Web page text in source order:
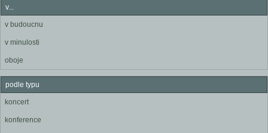
v...
v budoucnu
v minulosti
oboje
podle typu
koncert
konference